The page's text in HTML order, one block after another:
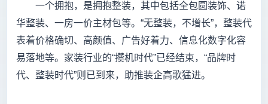
一个拥抱，是拥抱整装，其中包括全包圆装饰、诺
华整装、一房一价主材包等。“无整装，不增长”，整装代
表着价格确切、高颜值、广告好着力、信息化数字化容
易落地等。家装行业的“攒机时代”已经结束，“品牌时
代、整装时代”则已到来，助推装企高歌猛进。